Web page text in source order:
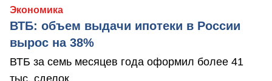
Экономика
ВТБ: объем выдачи ипотеки в России
вырос на 38%
ВТБ за семь месяцев года оформил более 41
тыс. сделок